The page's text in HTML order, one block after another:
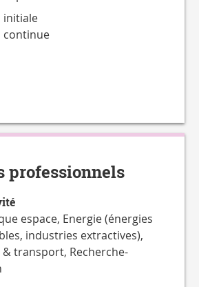
initiale
continue
professionnels
espace, Energie (énergies
industries extractives),
transport, Recherche-